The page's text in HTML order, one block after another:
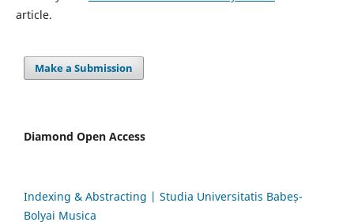
article.
Make a Submission
Diamond Open Access
Indexing & Abstracting | Studia Universitatis Babeș-
Bolyai Musica